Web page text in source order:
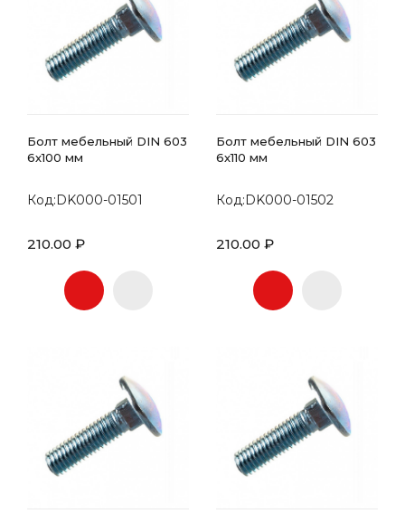
Болт мебельный DIN 603
6х100 мм
Код:DK000-01501
210.00 ₽
Болт мебельный DIN 603
6х110 мм
Код:DK000-01502
210.00 ₽